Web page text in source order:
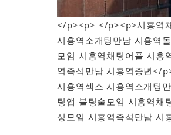
</p><p> </p><p>시흥역
시흥역소개팅만남 시흥역
모임 시흥역채팅어플 시흥
역즉석만남 시흥역중년</
시흥역섹스 시흥역소개팅
팅앱 불팅술모임 시흥역채
싱모임 시흥역즉석만남 시